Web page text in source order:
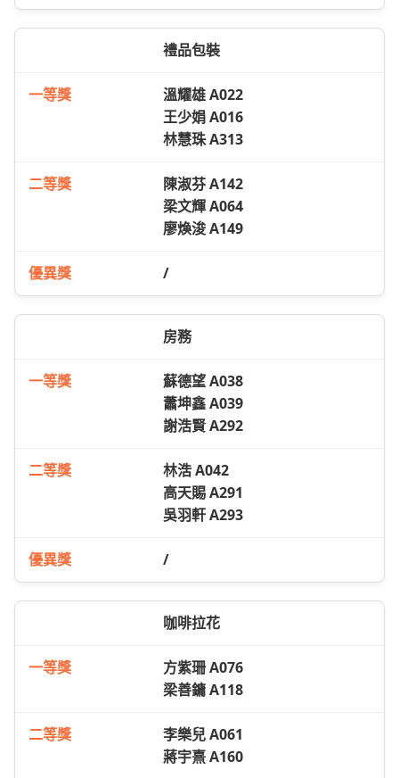
禮品包裝
溫耀雄 A022
王少娟 A016
林慧珠 A313
陳淑芬 A142
梁文輝 A064
廖煥浚 A149
/
房務
蘇德望 A038
蕭坤鑫 A039
謝浩賢 A292
林浩 A042
高天賜 A291
吳羽軒 A293
/
咖啡拉花
方紫珊 A076
梁善鏞 A118
李樂兒 A061
蔣宇熹 A160